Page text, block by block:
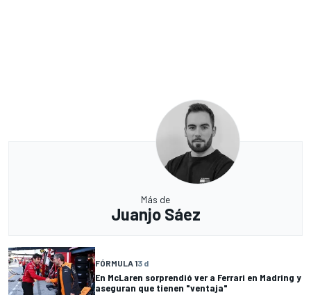
Más de
Juanjo Sáez
FÓRMULA 13 d
En McLaren sorprendió ver a Ferrari en Madring y
aseguran que tienen "ventaja"